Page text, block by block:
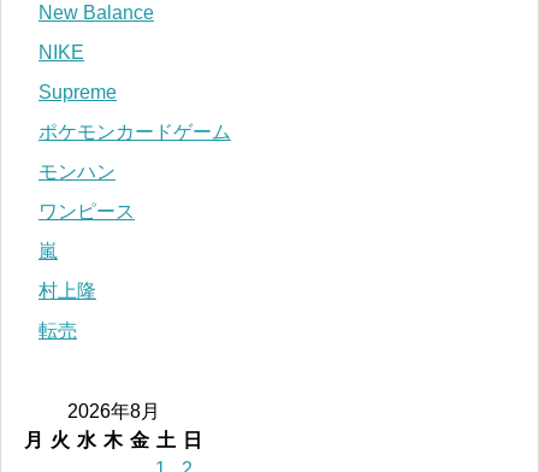
New Balance
NIKE
Supreme
ポケモンカードゲーム
モンハン
ワンピース
嵐
村上隆
転売
2026年8月
月
火 水 木 金 土
日